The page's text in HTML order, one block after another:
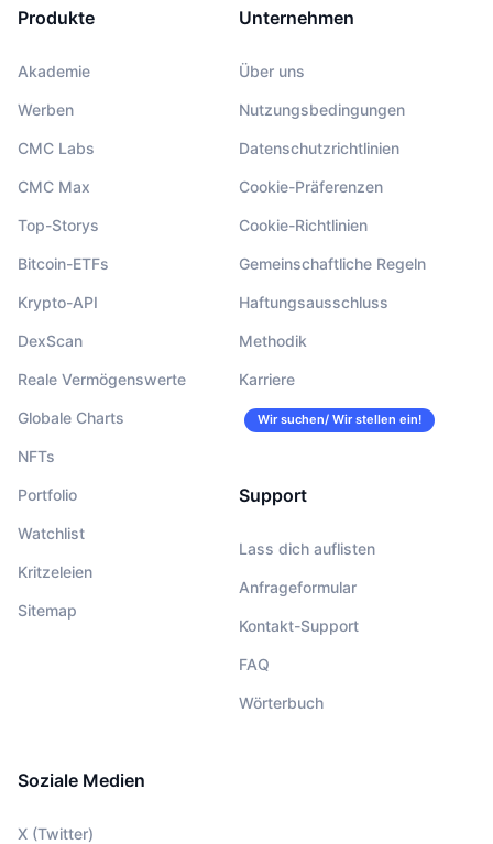
Produkte
Akademie
Werben
CMC Labs
CMC Max
Top-Storys
Bitcoin-ETFs
Krypto-API
DexScan
Reale Vermögenswerte
Globale Charts
NFTs
Portfolio
Watchlist
Kritzeleien
Sitemap
Unternehmen
Über uns
Nutzungsbedingungen
Datenschutzrichtlinien
Cookie-Präferenzen
Cookie-Richtlinien
Gemeinschaftliche Regeln
Haftungsausschluss
Methodik
Karriere
Wir suchen/ Wir stellen ein!
Support
Lass dich auflisten
Anfrageformular
Kontakt-Support
FAQ
Wörterbuch
Soziale Medien
X (Twitter)